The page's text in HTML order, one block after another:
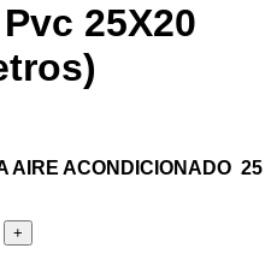
25X20
AIRE ACONDICIONADO 25